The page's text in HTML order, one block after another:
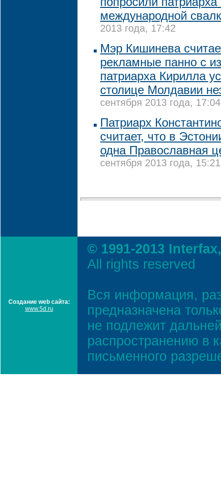
международной
2013 года, 17:42
Мэр Кишинева
рекламные панно с
патриарха Кирилла
столице Молдавии
сентября 2013 года, 17:04
Патриарх
считает, что в
одна Православная
сентября 2013 года, 15:21
Создание web сайта:
www.5d.ru
© 1991-2013
All rights reserved
Вся информация,
предназначена
не подлежит
распространению в
письменного